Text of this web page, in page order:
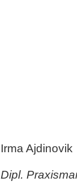
Irma Ajdinovik
Dipl.